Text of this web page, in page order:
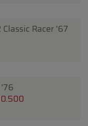
Racer '67